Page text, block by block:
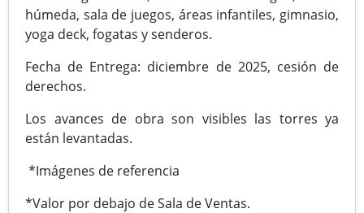
húmeda, sala de juegos, áreas infantiles, gimnasio,
yoga deck, fogatas y senderos.
Fecha de Entrega: diciembre de 2025, cesión de
derechos.
Los avances de obra son visibles las torres ya
están levantadas.
*Imágenes de referencia
*Valor por debajo de Sala de Ventas.